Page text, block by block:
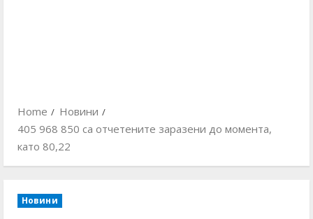
Home
Новини
405 968 850 са отчетените заразени до момента,
като 80,22
Новини